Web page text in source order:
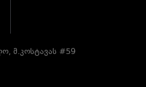
მ.კოსტავას #59